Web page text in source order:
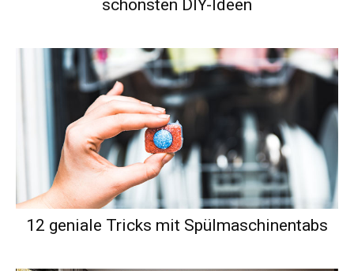
schönsten DIY-Ideen
12 geniale Tricks mit Spülmaschinentabs